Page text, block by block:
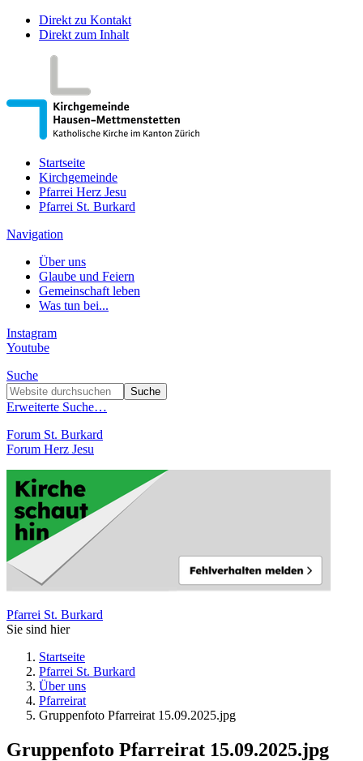
Direkt zu Kontakt
Direkt zum Inhalt
Startseite
Kirchgemeinde
Pfarrei Herz Jesu
Pfarrei St. Burkard
Navigation
Über uns
Glaube und Feiern
Gemeinschaft leben
Was tun bei...
Instagram
Youtube
Suche
Erweiterte Suche…
Forum St. Burkard
Forum Herz Jesu
Pfarrei St. Burkard
Sie sind hier
Startseite
Pfarrei St. Burkard
Über uns
Pfarreirat
Gruppenfoto Pfarreirat 15.09.2025.jpg
Gruppenfoto Pfarreirat 15.09.2025.jpg